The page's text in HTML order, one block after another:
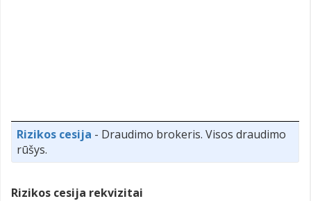
Rizikos cesija - Draudimo brokeris. Visos draudimo
rūšys.
Rizikos cesija rekvizitai